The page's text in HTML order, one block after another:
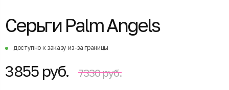
Серьги Palm Angels
доступно к заказу из-за границы
3855 руб. 7330 руб.